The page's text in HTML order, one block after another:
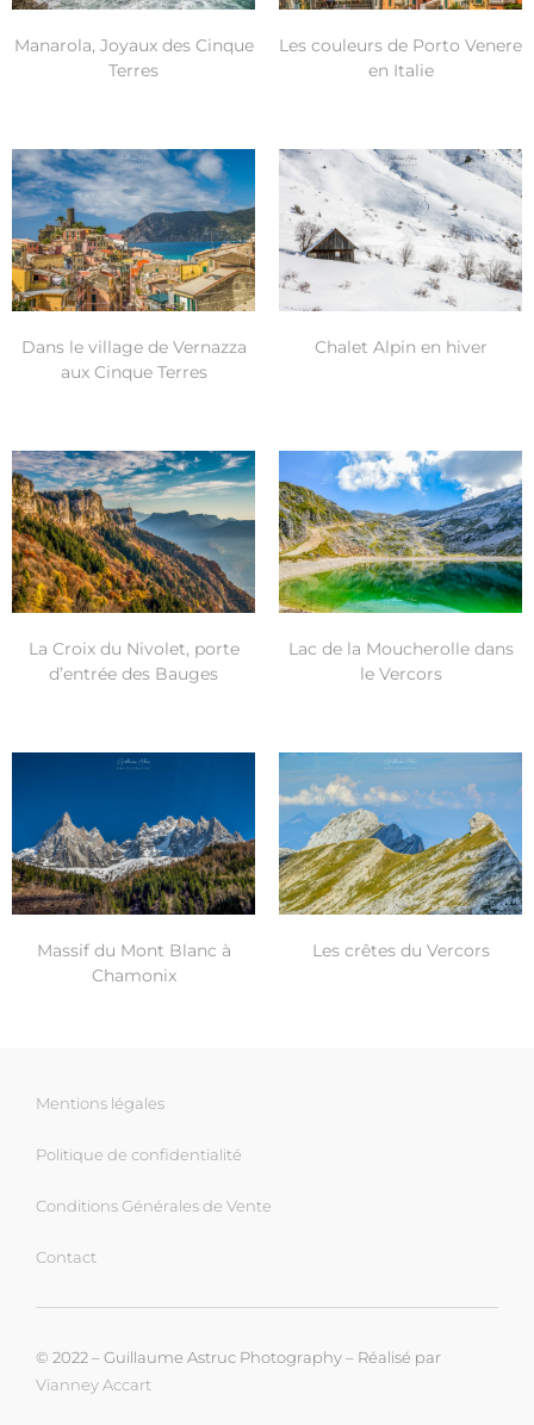
Manarola, Joyaux des Cinque
Terres
Les couleurs de Porto Venere
en Italie
Dans le village de Vernazza
aux Cinque Terres
Chalet Alpin en hiver
La Croix du Nivolet, porte
d’entrée des Bauges
Lac de la Moucherolle dans
le Vercors
Massif du Mont Blanc à
Chamonix
Les crêtes du Vercors
Mentions légales
Politique de confidentialité
Conditions Générales de Vente
Contact
© 2022 – Guillaume Astruc Photography – Réalisé par
Vianney Accart